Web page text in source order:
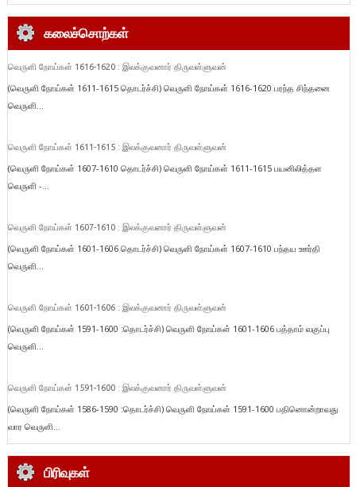
கலைச்சொற்கள்
வெருளி நோய்கள் 1616-1620 : இலக்குவனார் திருவள்ளுவன்
(வெருளி நோய்கள் 1611-1615 தொடர்ச்சி) வெருளி நோய்கள் 1616-1620 பரந்த சிந்தனை
வெருளி...
வெருளி நோய்கள் 1611-1615 : இலக்குவனார் திருவள்ளுவன்
(வெருளி நோய்கள் 1607-1610 தொடர்ச்சி) வெருளி நோய்கள் 1611-1615 பயனிலித்தள
வெருளி -...
வெருளி நோய்கள் 1607-1610 : இலக்குவனார் திருவள்ளுவன்
(வெருளி நோய்கள் 1601-1606 தொடர்ச்சி) வெருளி நோய்கள் 1607-1610 பந்தய ஊர்தி
வெருளி...
வெருளி நோய்கள் 1601-1606 : இலக்குவனார் திருவள்ளுவன்
(வெருளி நோய்கள் 1591-1600 :தொடர்ச்சி) வெருளி நோய்கள் 1601-1606 பத்தாம் வகுப்பு
வெருளி...
வெருளி நோய்கள் 1591-1600 : இலக்குவனார் திருவள்ளுவன்
(வெருளி நோய்கள் 1586-1590 :தொடர்ச்சி) வெருளி நோய்கள் 1591-1600 பதினொன்றாவது
வார வெருளி...
பிரிவுகள்